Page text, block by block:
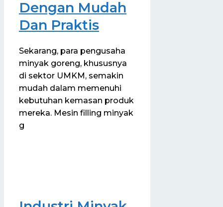
Dengan Mudah
Dan Praktis
Sekarang, para pengusaha
minyak goreng, khususnya
di sektor UMKM, semakin
mudah dalam memenuhi
kebutuhan kemasan produk
mereka. Mesin filling minyak
g